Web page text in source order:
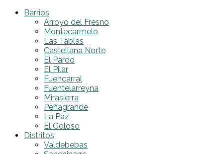
Barrios
Arroyo del Fresno
Montecarmelo
Las Tablas
Castellana Norte
El Pardo
El Pilar
Fuencarral
Fuentelarreyna
Mirasierra
Peñagrande
La Paz
El Goloso
Distritos
Valdebebas